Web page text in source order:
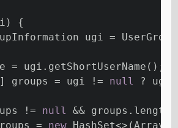
{
ugi =
= ugi.getShortUserName();
groups = ugi !=
null ?
!= null
&&
=
new